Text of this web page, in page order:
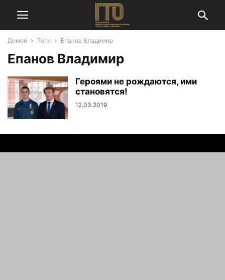
Домой Теги Епанов Владимир
Епанов Владимир
Героями не рождаются, ими
становятся!
12.03.2019